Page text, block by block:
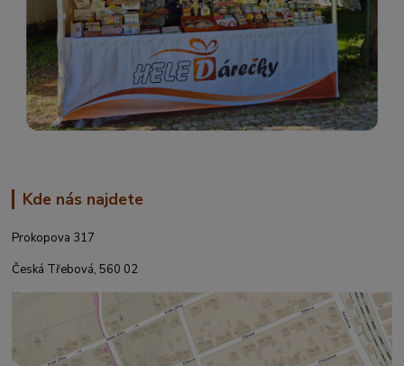
Kde nás najdete
Prokopova 317
Česká Třebová, 560 02